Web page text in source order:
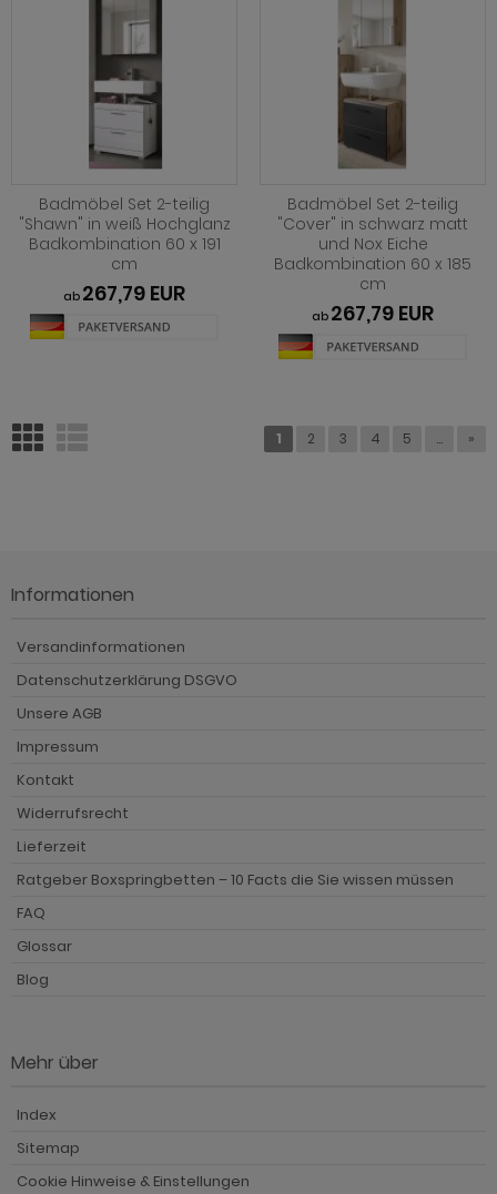
Badmöbel Set 2-teilig
"Shawn" in weiß Hochglanz
Badkombination 60 x 191
cm
ab 267,79 EUR
Badmöbel Set 2-teilig
"Cover" in schwarz matt
und Nox Eiche
Badkombination 60 x 185
cm
ab 267,79 EUR
1 2 3 4 5 ... »
Informationen
Versandinformationen
Datenschutzerklärung DSGVO
Unsere AGB
Impressum
Kontakt
Widerrufsrecht
Lieferzeit
Ratgeber Boxspringbetten – 10 Facts die Sie wissen müssen
FAQ
Glossar
Blog
Mehr über
Index
Sitemap
Cookie Hinweise & Einstellungen